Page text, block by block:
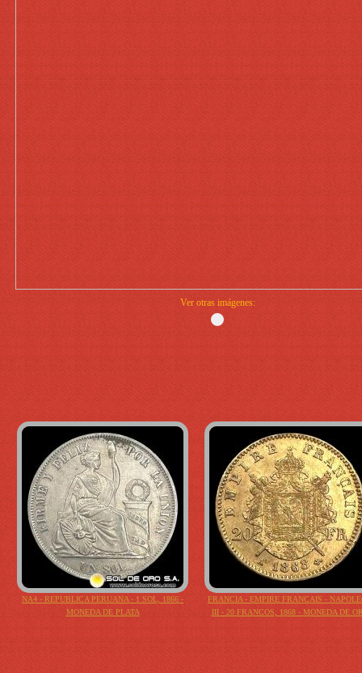
Ver otras imágenes:
NA4 - REPUBLICA PERUANA - 1 SOL, 1866 -
MONEDA DE PLATA
FRANCIA - EMPIRE FRANCAIS -
III - 20 FRANCOS, 1868 - MONEDA DE